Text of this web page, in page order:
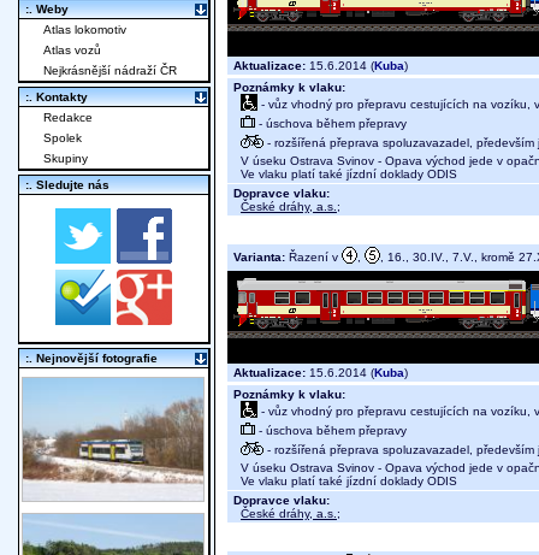
Aktualizace: 15.6.2014 (Kuba)
Poznámky k vlaku:
- vůz vhodný pro přepravu cestujících na vozíku,
- úschova během přepravy
- rozšířená přeprava spoluzavazadel, především
V úseku Ostrava Svinov - Opava východ jede v
Ve vlaku platí také jízdní doklady ODIS
Dopravce vlaku:
České dráhy, a.s. ;
Varianta: Řazení v , 16., 30.IV., 7.V., kromě
Aktualizace: 15.6.2014 (Kuba)
Poznámky k vlaku:
- vůz vhodný pro přepravu cestujících na vozíku,
- úschova během přepravy
- rozšířená přeprava spoluzavazadel, především
V úseku Ostrava Svinov - Opava východ jede v
Ve vlaku platí také jízdní doklady ODIS
Dopravce vlaku:
České dráhy, a.s. ;
:. Weby
Atlas lokomotiv
Atlas vozů
Nejkrásnější nádraží ČR
:. Kontakty
Redakce
Spolek
Skupiny
:. Sledujte nás
:. Nejnovější fotografie